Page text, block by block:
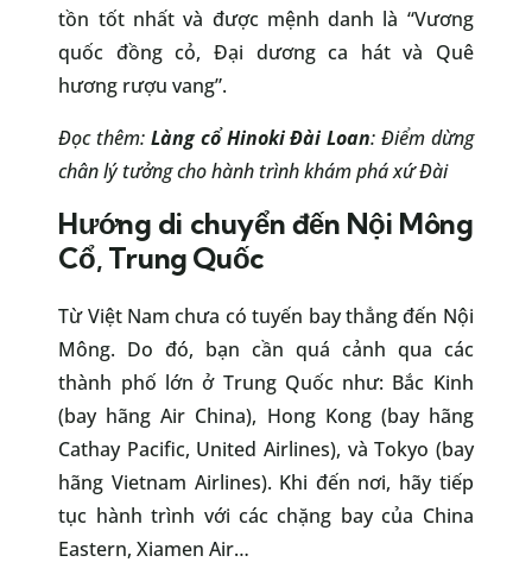
tồn tốt nhất và được mệnh danh là “Vương
quốc đồng cỏ, Đại dương ca hát và Quê
hương rượu vang”.
Đọc thêm: Làng cổ Hinoki Đài Loan: Điểm dừng
chân lý tưởng cho hành trình khám phá xứ Đài
Hướng di chuyển đến Nội Mông
Cổ, Trung Quốc
Từ Việt Nam chưa có tuyến bay thẳng đến Nội
Mông. Do đó, bạn cần quá cảnh qua các
thành phố lớn ở Trung Quốc như: Bắc Kinh
(bay hãng Air China), Hong Kong (bay hãng
Cathay Pacific, United Airlines), và Tokyo (bay
hãng Vietnam Airlines). Khi đến nơi, hãy tiếp
tục hành trình với các chặng bay của China
Eastern, Xiamen Air…